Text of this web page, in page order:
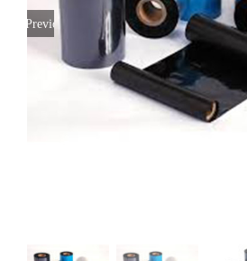
Previous